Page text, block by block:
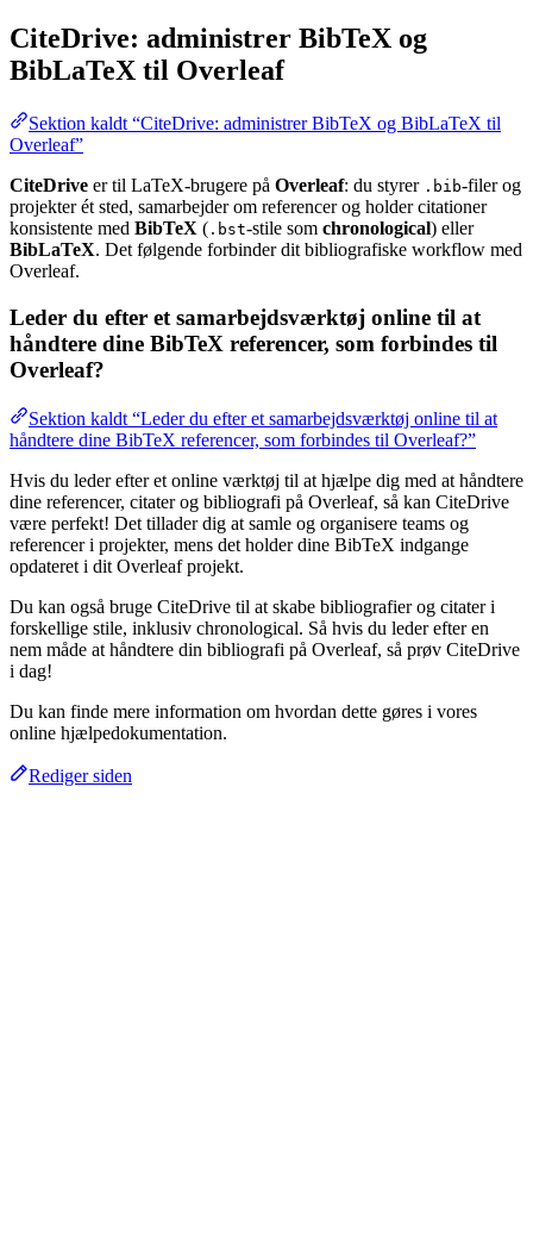
CiteDrive: administrer BibTeX og
BibLaTeX til Overleaf
Sektion kaldt “CiteDrive: administrer BibTeX og BibLaTeX til
Overleaf”
CiteDrive er til LaTeX-brugere på Overleaf: du styrer .bib-filer og
projekter ét sted, samarbejder om referencer og holder citationer
konsistente med BibTeX ( .bst-stile som chronological) eller
BibLaTeX. Det følgende forbinder dit bibliografiske workflow med
Overleaf.
Leder du efter et samarbejdsværktøj online til at
håndtere dine BibTeX referencer, som forbindes til
Overleaf?
Sektion kaldt “Leder du efter et samarbejdsværktøj online til at
håndtere dine BibTeX referencer, som forbindes til Overleaf?”
Hvis du leder efter et online værktøj til at hjælpe dig med at håndtere
dine referencer, citater og bibliografi på Overleaf, så kan CiteDrive
være perfekt! Det tillader dig at samle og organisere teams og
referencer i projekter, mens det holder dine BibTeX indgange
opdateret i dit Overleaf projekt.
Du kan også bruge CiteDrive til at skabe bibliografier og citater i
forskellige stile, inklusiv chronological. Så hvis du leder efter en
nem måde at håndtere din bibliografi på Overleaf, så prøv CiteDrive
i dag!
Du kan finde mere information om hvordan dette gøres i vores
online hjælpedokumentation.
Rediger siden